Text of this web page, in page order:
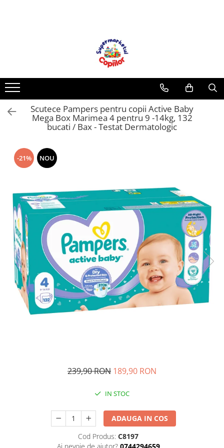
Accesorii pentru petrecere
Baloane
Mobila gradina & terasa
Carti pentru copii
Activitati extracurriculare
Carti de Povesti pentru Copii
Rechizite si papetarie pentru copii
Creioane colorate si carioci
Ghiozdane si genti
Harti de perete si globuri
pamantesti
Plastilina
Librarie online
Fictiune
Manuale si auxiliare scolare
Cadite bebe si accesorii baie
Creme si lotiuni de corp copii
Olite si reductoare WC
Scutece Pampers pentru copii Active Baby
Mega Box Marimea 4 pentru 9 -14kg, 132
bucati / Bax - Testat Dermatologic
-21% NOU
239,90 RON 189,90 RON
IN STOC
ADAUGA IN COS
Cod Produs: C8197